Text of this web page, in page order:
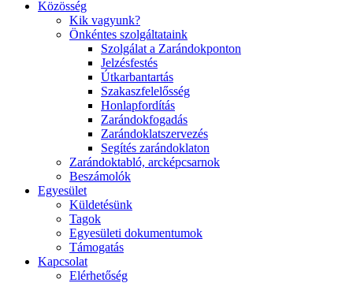
Közösség
Kik vagyunk?
Önkéntes szolgáltataink
Szolgálat a Zarándokponton
Jelzésfestés
Útkarbantartás
Szakaszfelelősség
Honlapfordítás
Zarándokfogadás
Zarándoklatszervezés
Segítés zarándoklaton
Zarándoktabló, arcképcsarnok
Beszámolók
Egyesület
Küldetésünk
Tagok
Egyesületi dokumentumok
Támogatás
Kapcsolat
Elérhetőség